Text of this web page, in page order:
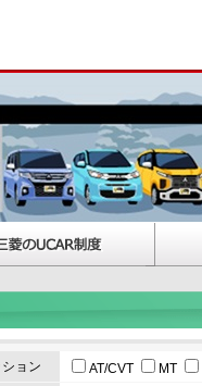
ション AT/CVT MT